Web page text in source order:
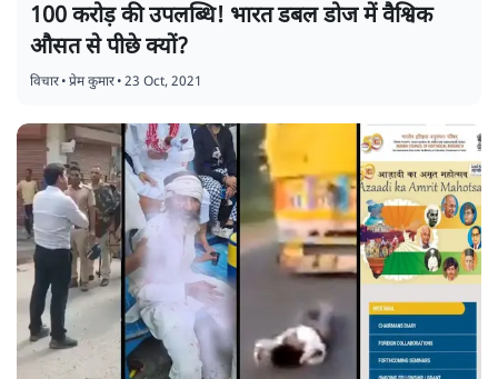
100 करोड़ की उपलब्धि! भारत डबल डोज में वैश्विक
औसत से पीछे क्यों?
विचार•प्रेम कुमार•23 Oct, 2021